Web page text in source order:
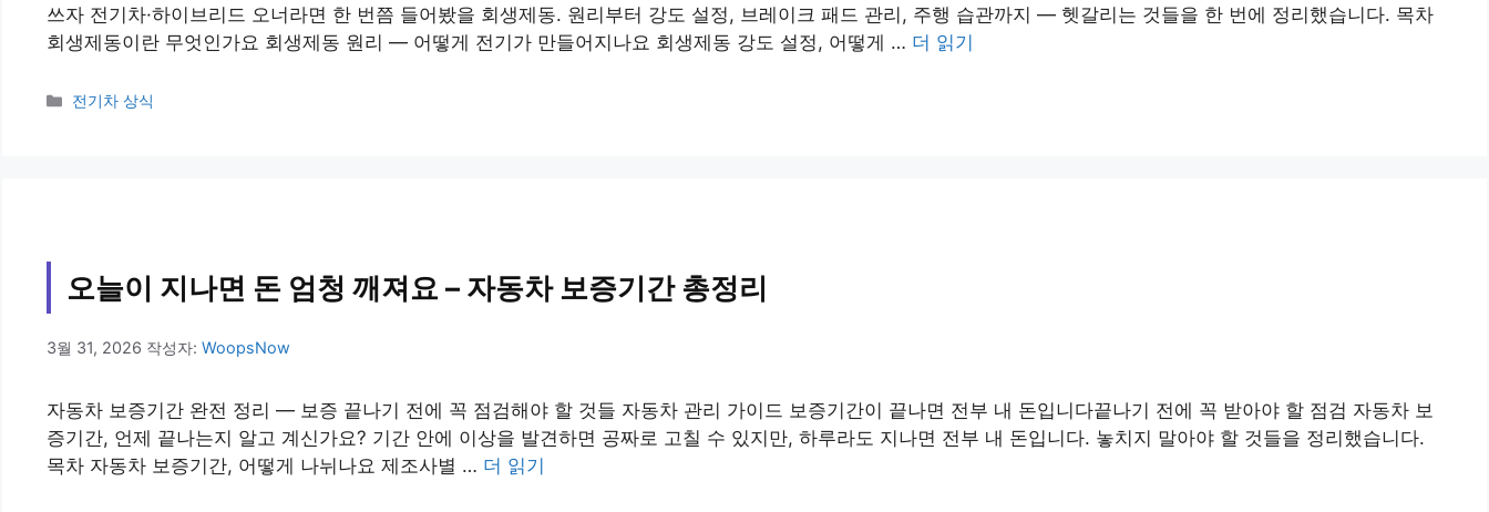
쓰자 전기차·하이브리드 오너라면 한 번쯤 들어봤을 회생제동. 원리부터 강도 설정, 브레이크 패드 관리, 주행 습관까지 — 헷갈리는 것들을 한 번에 정리했습니다. 목차
회생제동이란 무엇인가요 회생제동 원리 — 어떻게 전기가 만들어지나요 회생제동 강도 설정, 어떻게 … 더 읽기
카
전기차 상식
오늘이 지나면 돈 엄청 깨져요 – 자동차 보증기간 총정리
3월 31, 2026 작성자: WoopsNow
자동차 보증기간 완전 정리 — 보증 끝나기 전에 꼭 점검해야 할 것들 자동차 관리 가이드 보증기간이 끝나면 전부 내 돈입니다끝나기 전에 꼭 받아야 할 점검 자동차 보
증기간, 언제 끝나는지 알고 계신가요? 기간 안에 이상을 발견하면 공짜로 고칠 수 있지만, 하루라도 지나면 전부 내 돈입니다. 놓치지 말아야 할 것들을 정리했습니다.
목차 자동차 보증기간, 어떻게 나뉘나요 제조사별 … 더 읽기